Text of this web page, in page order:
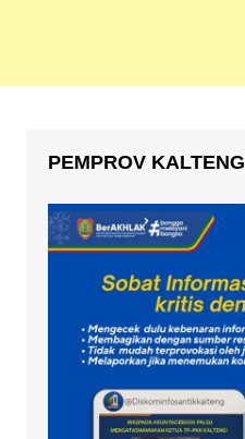
PEMPROV KALTENG